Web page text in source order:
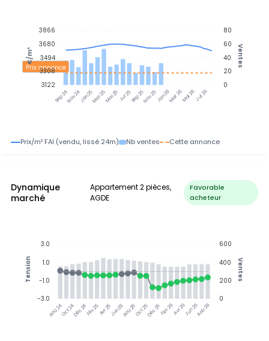
Sep 24Nov 24Jan 25Mar 25Mai 25Jul 25Sep 25Nov 25Jan 26Mar 26Mai 26Jul 26
Prix annonce
80
60
40
20
0
Ventes
3866
3680
3494
3308
3122
€/m²
Prix/m² FAI (vendu, lissé 24m) Nb ventes Cette annonce
Dynamique
marché
Appartement 2 pièces,
AGDE
Favorable
acheteur
Aoû 24Oct 24Déc 24Fév 25Avr 25Jun 25Aoû 25Oct 25Déc 25Fév 26Avr 26Jun 26Aoû 26
600
400
200
0
Ventes
3.0
1.0
-1.0
-3.0
Tension